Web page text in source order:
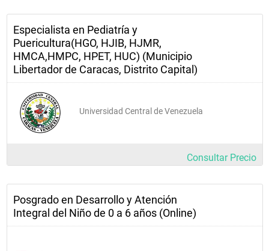
Especialista en Pediatría y
Puericultura(HGO, HJIB, HJMR,
HMCA,HMPC, HPET, HUC) (Municipio
Libertador de Caracas, Distrito Capital)
Universidad Central de Venezuela
Consultar Precio
Posgrado en Desarrollo y Atención
Integral del Niño de 0 a 6 años (Online)